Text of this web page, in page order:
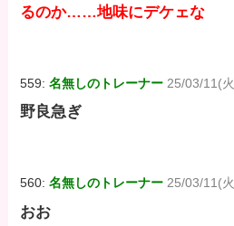
るのか……地味にデケェな
559:名無しのトレーナー 25/03/11(
野良急ぎ
560:名無しのトレーナー 25/03/11(
おお